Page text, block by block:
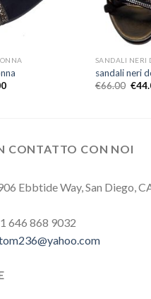
SANDALI NERI
sandali neri
€66.00 €
CONTATTO CON NOI
Ebbtide Way, San Diego,
646 868 9032